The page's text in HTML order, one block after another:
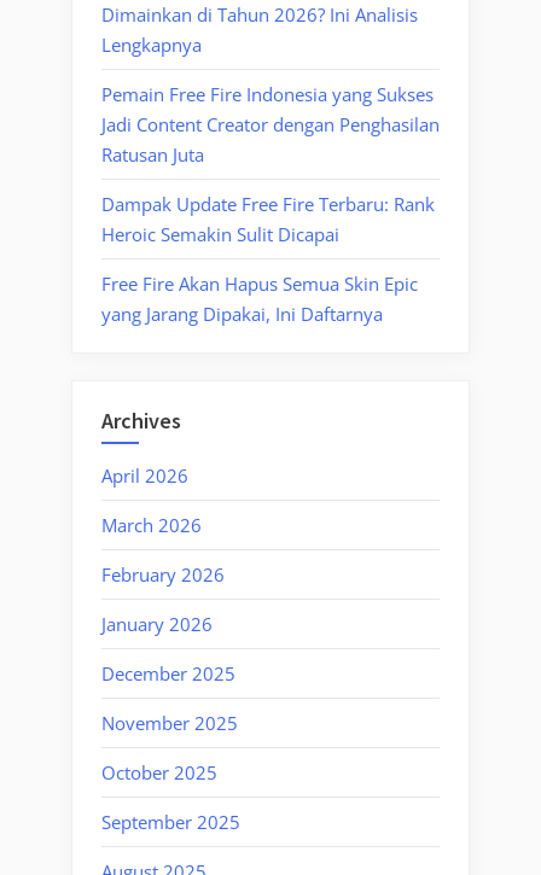
Dimainkan di Tahun 2026? Ini Analisis
Lengkapnya
Pemain Free Fire Indonesia yang Sukses
Jadi Content Creator dengan Penghasilan
Ratusan Juta
Dampak Update Free Fire Terbaru: Rank
Heroic Semakin Sulit Dicapai
Free Fire Akan Hapus Semua Skin Epic
yang Jarang Dipakai, Ini Daftarnya
Archives
April 2026
March 2026
February 2026
January 2026
December 2025
November 2025
October 2025
September 2025